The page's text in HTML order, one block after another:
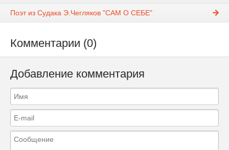
Поэт из Судака Э.Чегляков "САМ О СЕБЕ"
Комментарии (0)
Добавление комментария